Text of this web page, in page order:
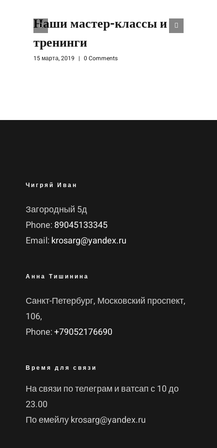
Наши мастер-классы и
тренинги
15 марта, 2019 | 0 Comments
Чигряй Иван
Загородный 5д
Phone: 89045133345
Email: krosarg@yandex.ru
Анна Тишинина
Санкт-Петербург, Московский проспект,
106,
Phone:+79052176690
Время для связи
На связи по телеграм и ватсап с 10 до
23.00
По емейлу krosarg@yandex.ru